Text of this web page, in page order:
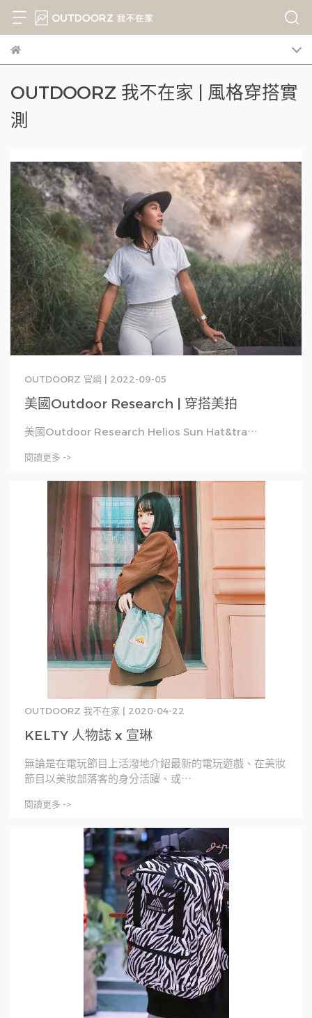
OUTDOORZ 我不在家 | 風格穿搭實
測
美國Outdoor Research | 穿搭美拍
OUTDOORZ 官網 | 2022-09-05
美國Outdoor Research Helios Sun Hat&tra⋯
閱讀更多 ->
KELTY 人物誌 x 宣琳
OUTDOORZ 我不在家 | 2020-04-22
無論是在電玩節目上活潑地介紹最新的電玩遊戲、在美妝
節目以美妝部落客的身分活躍、或⋯
閱讀更多 ->